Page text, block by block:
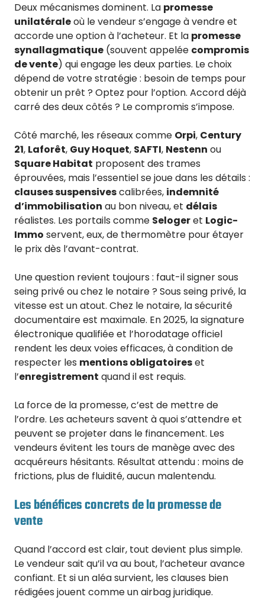
Deux mécanismes dominent. La promesse
unilatéraleoù le vendeur s’engage à vendre et
accorde une option à l’acheteur. Et la promesse
synallagmatique (souvent appelée compromis
de vente) qui engage les deux parties. Le choix
dépend de votre stratégie : besoin de temps pour
obtenir un prêt ? Optez pour l’option. Accord déjà
carré des deux côtés ? Le compromis s’impose.
Côté marché, les réseaux comme Orpi, Century
21, Laforêt, Guy Hoquet, SAFTI, Nestenn ou
Square Habitat proposent des trames
éprouvées, mais l’essentiel se joue dans les détails :
clauses suspensivescalibrées, indemnité
d’immobilisation au bon niveau, et délais
réalistes. Les portails comme Selogeret Logic-
Immo servent, eux, de thermomètre pour étayer
le prix dès l’avant-contrat.
Une question revient toujours : faut-il signer sous
seing privé ou chez le notaire ? Sous seing privé, la
vitesse est un atout. Chez le notaire, la sécurité
documentaire est maximale. En 2025, la signature
électronique qualifiée et l’horodatage officiel
rendent les deux voies efficaces, à condition de
respecter les mentions obligatoireset
l’enregistrement quand il est requis.
La force de la promesse, c’est de mettre de
l’ordre. Les acheteurs savent à quoi s’attendre et
peuvent se projeter dans le financement. Les
vendeurs évitent les tours de manège avec des
acquéreurs hésitants. Résultat attendu : moins de
frictions, plus de fluidité, aucun malentendu.
Les bénéfices concrets de la promesse de
vente
Quand l’accord est clair, tout devient plus simple.
Le vendeur sait qu’il va au bout, l’acheteur avance
confiant. Et si un aléa survient, les clauses bien
rédigées jouent comme un airbag juridique.